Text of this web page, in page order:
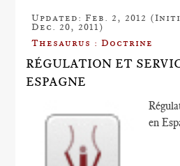
Updated: Feb. 2, 2012
Dec. 20, 2011)
Thesaurus : Doctrine
RÉGULATION ET
ESPAGNE
en